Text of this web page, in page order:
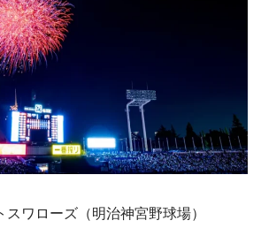
ワローズ（明治神宮野球場）